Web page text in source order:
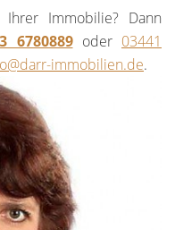
Ihrer Immobilie? Dann
6780889 oder 03441
immobilien.de.